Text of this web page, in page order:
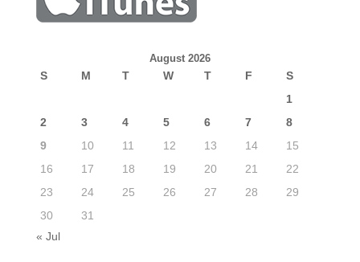
August 2026
S M T W T F
S
1
2
3 4 5 6 7
8
9
10 11 12 13 14
15
16
17 18 19 20 21
22
23
24 25 26 27 28
29
30
31
« Jul